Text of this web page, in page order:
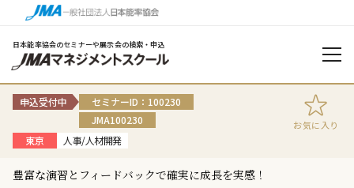
日本能率協会のセミナーや展示会の検索・申込
申込受付中
セミナーID：100230
JMA100230
東京
人事/人材開発
お気に入り
豊富な演習とフィードバックで確実に成長を実感！